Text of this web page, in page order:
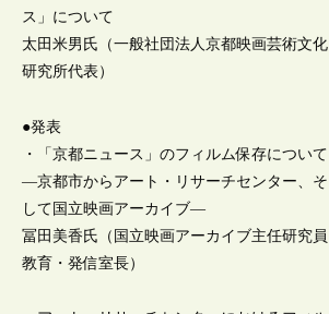
ス」について
太田米男氏（一般社団法人京都映画芸術文化
研究所代表）
●発表
・「京都ニュース」のフィルム保存について
―京都市からアート・リサーチセンター、そ
して国立映画アーカイブ―
冨田美香氏（国立映画アーカイブ主任研究員
教育・発信室長）